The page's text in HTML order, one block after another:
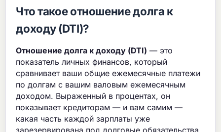
Что такое отношение долга к
доходу (DTI)?
Отношение долга к доходу (DTI) — это
показатель личных финансов, который
сравнивает ваши общие ежемесячные платежи
по долгам с вашим валовым ежемесячным
доходом. Выраженный в процентах, он
показывает кредиторам — и вам самим —
какая часть каждой зарплаты уже